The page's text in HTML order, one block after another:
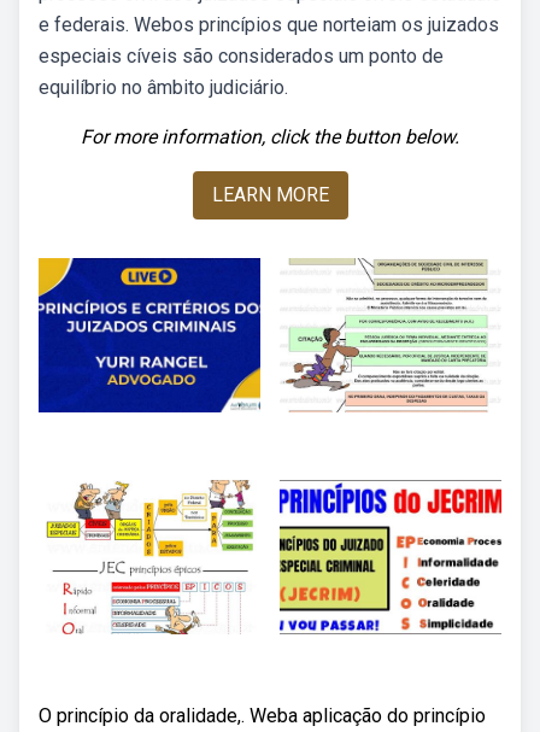
e federais. Webos princípios que norteiam os juizados
especiais cíveis são considerados um ponto de
equilíbrio no âmbito judiciário.
For more information, click the button below.
LEARN MORE
O princípio da oralidade,. Weba aplicação do princípio